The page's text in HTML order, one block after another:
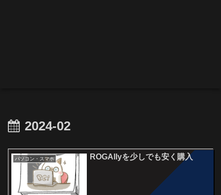
2024-02
パソコン・スマホ ROGAllyを少しでも安く購入